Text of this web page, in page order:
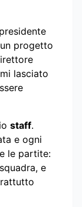
progetto
lasciato
staff.
e ogni
le partite:
e